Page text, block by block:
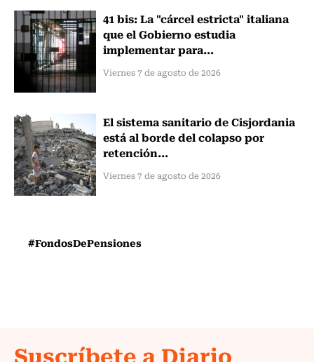
41 bis: La "cárcel estricta" italiana
que el Gobierno estudia
implementar para...
Viernes 7 de agosto de 2026
El sistema sanitario de Cisjordania
está al borde del colapso por
retención...
Viernes 7 de agosto de 2026
#FondosDePensiones